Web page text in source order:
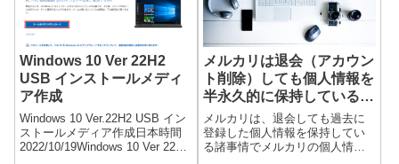
Windows 10 Ver 22H2
USB インストールメディ
ア作成
Windows 10 Ver.22H2 USB イン
ストールメディア作成日本時間
2022/10/19Windows 10 Ver 22H2
メルカリは退会（アカウン
ト削除）しても個人情報を
半永久的に保持している
登録には注意が必要
メルカリは、退会しても過去に
登録した個人情報を保持してい
る諸事情でメルカリの個人情報